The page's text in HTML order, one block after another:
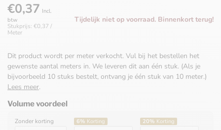
€0,37 Incl.
btw
Stukprijs: €0,37 /
Meter
Tijdelijk niet op voorraad. Binnenkort terug!
Dit product wordt per meter verkocht. Vul bij het bestellen het
gewenste aantal meters in. We leveren dit aan één stuk. (Als je
bijvoorbeeld 10 stuks bestelt, ontvang je één stuk van 10 meter.)
Lees meer.
Volume voordeel
Zonder korting 6% Korting 20% Korting